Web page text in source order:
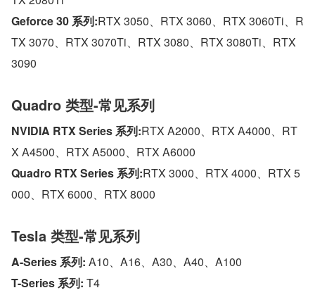
Geforce 30 系列:RTX 3050、RTX 3060、RTX 3060Ti、R
TX 3070、RTX 3070Ti、RTX 3080、RTX 3080Ti、RTX
3090
Quadro 类型-常见系列
NVIDIA RTX Series 系列:RTX A2000、RTX A4000、RT
X A4500、RTX A5000、RTX A6000
Quadro RTX Series 系列:RTX 3000、RTX 4000、RTX 5
000、RTX 6000、RTX 8000
Tesla 类型-常见系列
A-Series 系列: A10、A16、A30、A40、A100
T-Series 系列: T4